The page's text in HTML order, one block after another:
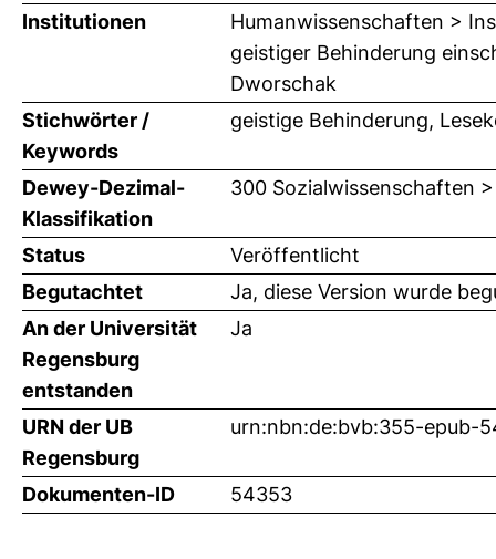
Institutionen
Humanwissenschaften >
geistiger Behinderung
Dworschak
Stichwörter /
Keywords
geistige Behinderung,
Dewey-Dezimal-
Klassifikation
300 Sozialwissenschaften
Status
Veröffentlicht
Begutachtet
Ja, diese Version wurde
An der Universität
Regensburg
entstanden
Ja
URN der UB
Regensburg
urn:nbn:de:bvb:355-epub-
Dokumenten-ID 54353